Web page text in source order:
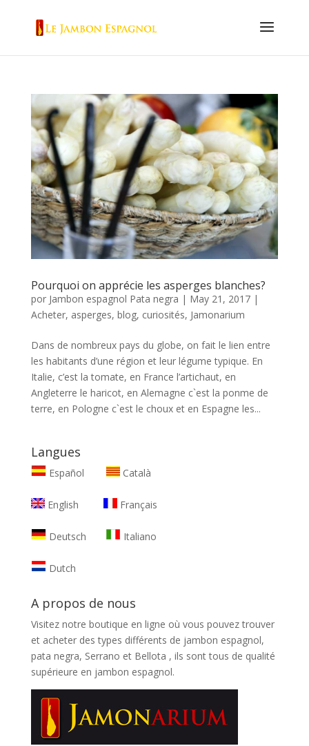
Pourquoi on apprécie les asperges blanches?
por Jambon espagnol Pata negra | May 21, 2017|
Acheter, asperges, blog, curiosités, Jamonarium
Dans de nombreux pays du globe, on fait le lien entre
les habitants d’une région et leur légume typique. En
Italie, c’est la tomate, en France l’artichaut, en
Angleterre le haricot, en Alemagne c`est la ponme de
terre, en Pologne c`est le choux et en Espagne les...
Langues
Español Català
English Français
Deutsch Italiano
Dutch
A propos de nous
Visitez notre boutique en ligne où vous pouvez trouver
et acheter des types différents de jambon espagnol,
pata negra, Serrano et Bellota , ils sont tous de qualité
supérieure en jambon espagnol.